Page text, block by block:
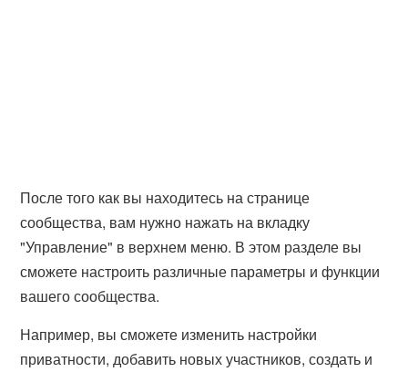
После того как вы находитесь на странице
сообщества, вам нужно нажать на вкладку
"Управление" в верхнем меню. В этом разделе вы
сможете настроить различные параметры и функции
вашего сообщества.
Например, вы сможете изменить настройки
приватности, добавить новых участников, создать и